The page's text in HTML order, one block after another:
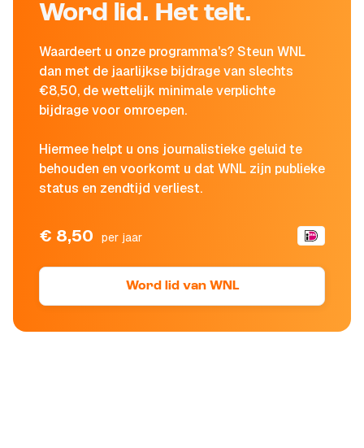
Word lid. Het telt.
Waardeert u onze programma's? Steun WNL
dan met de jaarlijkse bijdrage van slechts
€8,50, de wettelijk minimale verplichte
bijdrage voor omroepen.
Hiermee helpt u ons journalistieke geluid te
behouden en voorkomt u dat WNL zijn publieke
status en zendtijd verliest.
€ 8,50 per jaar
Word lid van WNL